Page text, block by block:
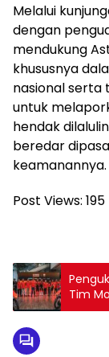
Melalui
dengan
mendukung
khususnya
nasional serta
untuk
hendak
beredar
keamanannya.
Post Views: 195
Tim